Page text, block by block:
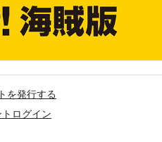
を発行する
ログイン